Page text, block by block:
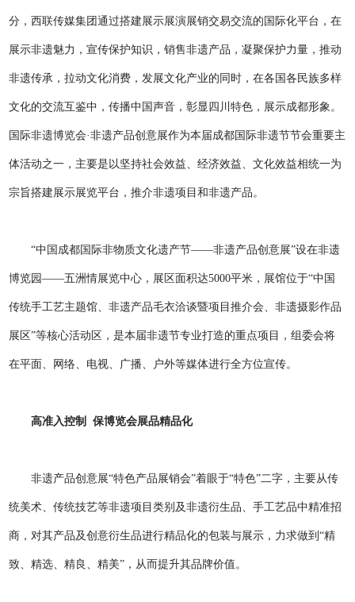
分，西联传媒集团通过搭建展示展演展销交易交流的国际化平台，在
展示非遗魅力，宣传保护知识，销售非遗产品，凝聚保护力量，推动
非遗传承，拉动文化消费，发展文化产业的同时，在各国各民族多样
文化的交流互鉴中，传播中国声音，彰显四川特色，展示成都形象。
国际非遗博览会·非遗产品创意展作为本届成都国际非遗节节会重要主
体活动之一，主要是以坚持社会效益、经济效益、文化效益相统一为
宗旨搭建展示展览平台，推介非遗项目和非遗产品。
“中国成都国际非物质文化遗产节——非遗产品创意展”设在非遗
博览园——五洲情展览中心，展区面积达5000平米，展馆位于“中国
传统手工艺主题馆、非遗产品毛衣洽谈暨项目推介会、非遗摄影作品
展区”等核心活动区，是本届非遗节专业打造的重点项目，组委会将
在平面、网络、电视、广播、户外等媒体进行全方位宣传。
高准入控制 保博览会展品精品化
非遗产品创意展“特色产品展销会”着眼于“特色”二字，主要从传
统美术、传统技艺等非遗项目类别及非遗衍生品、手工艺品中精准招
商，对其产品及创意衍生品进行精品化的包装与展示，力求做到“精
致、精选、精良、精美”，从而提升其品牌价值。